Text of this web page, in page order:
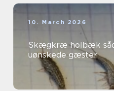
10. March 2026
Skægkræ holbæk sådan stopper du de
uønskede gæster